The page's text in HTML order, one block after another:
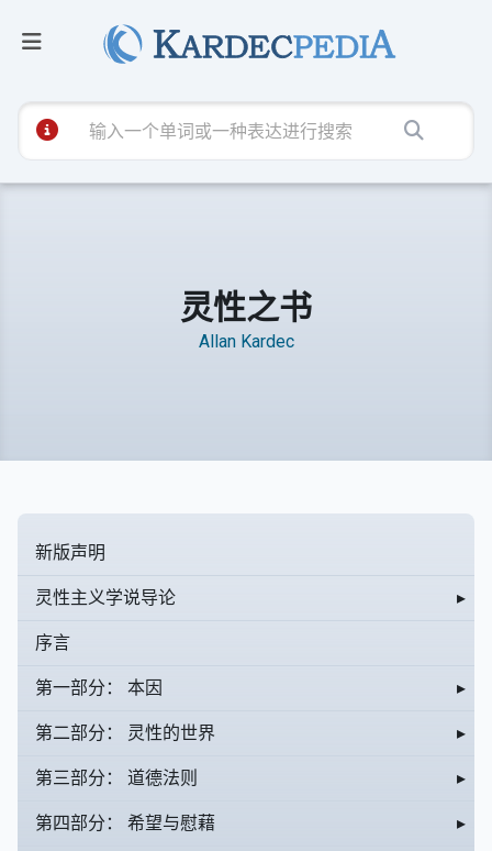
灵性之书
Allan Kardec
新版声明
灵性主义学说导论 ▸
序言
第一部分： 本因 ▸
第二部分： 灵性的世界 ▸
第三部分： 道德法则 ▸
第四部分： 希望与慰藉 ▸